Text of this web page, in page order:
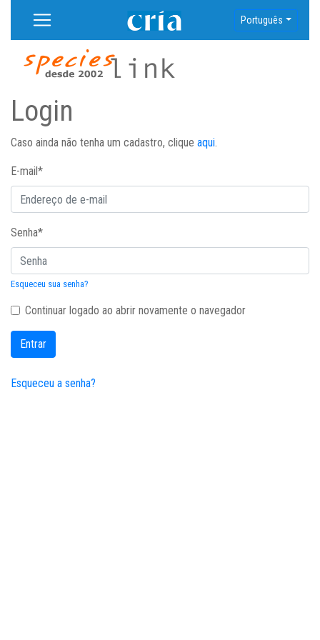
Português
Login
Caso ainda não tenha um cadastro, clique aqui.
E-mail*
Senha*
Esqueceu sua senha?
Continuar logado ao abrir novamente o navegador
Entrar
Esqueceu a senha?